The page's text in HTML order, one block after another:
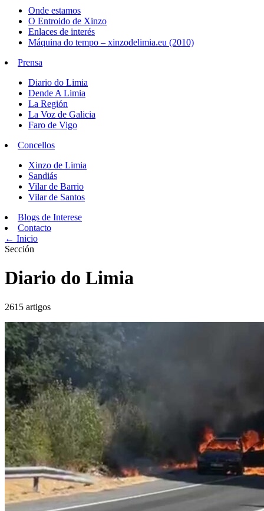
Onde estamos
O Entroido de Xinzo
Enlaces de interés
Máquina do tempo – xinzodelimia.eu (2010)
Prensa
Diario do Limia
Dende A Limia
La Región
La Voz de Galicia
Faro de Vigo
Concellos
Xinzo de Limia
Sandiás
Vilar de Barrio
Vilar de Santos
Blogs de Interese
Contacto
← Inicio
Sección
Diario do Limia
2615 artigos